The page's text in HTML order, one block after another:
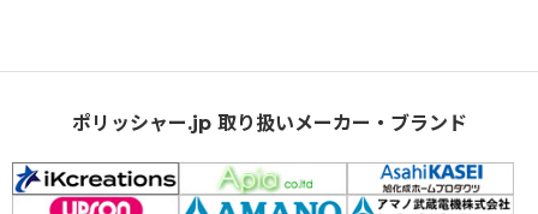
ポリッシャー.jp 取り扱いメーカー・ブランド